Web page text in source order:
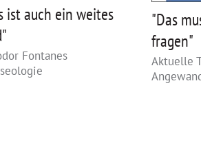
ist auch ein weites
Fontanes
"Das
fragen"
Aktuelle